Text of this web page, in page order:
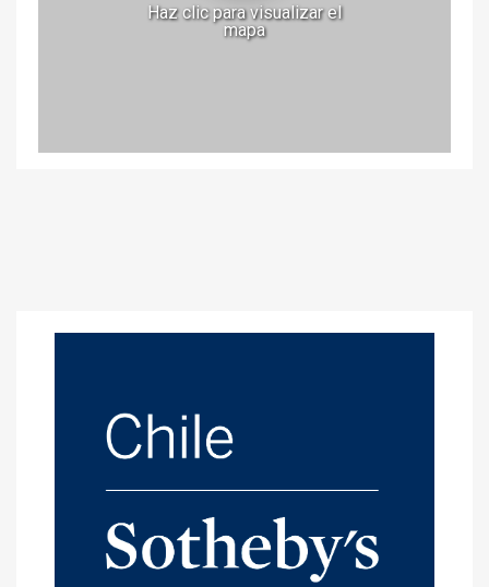
Haz clic para visualizar el
mapa